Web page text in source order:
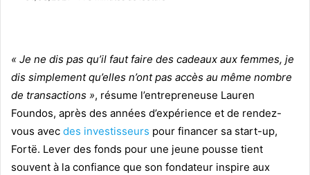
« Je ne dis pas qu’il faut faire des cadeaux aux femmes, je
dis simplement qu’elles n’ont pas accès au même nombre
de transactions », résume l’entrepreneuse Lauren
Foundos, après des années d’expérience et de rendez-
vous avec des investisseurs pour financer sa start-up,
Fortë. Lever des fonds pour une jeune pousse tient
souvent à la confiance que son fondateur inspire aux